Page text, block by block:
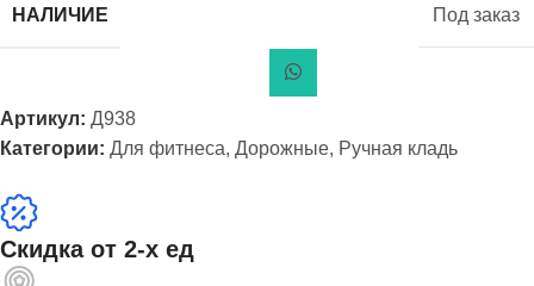
НАЛИЧИЕ Под заказ
Артикул: Д938
Категории: Для фитнеса, Дорожные, Ручная кладь
Скидка от 2-х ед